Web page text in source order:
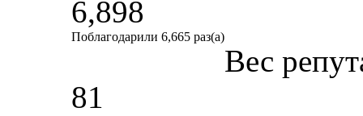
6,898
Поблагодарили 6,665 раз(а)
Вес
81